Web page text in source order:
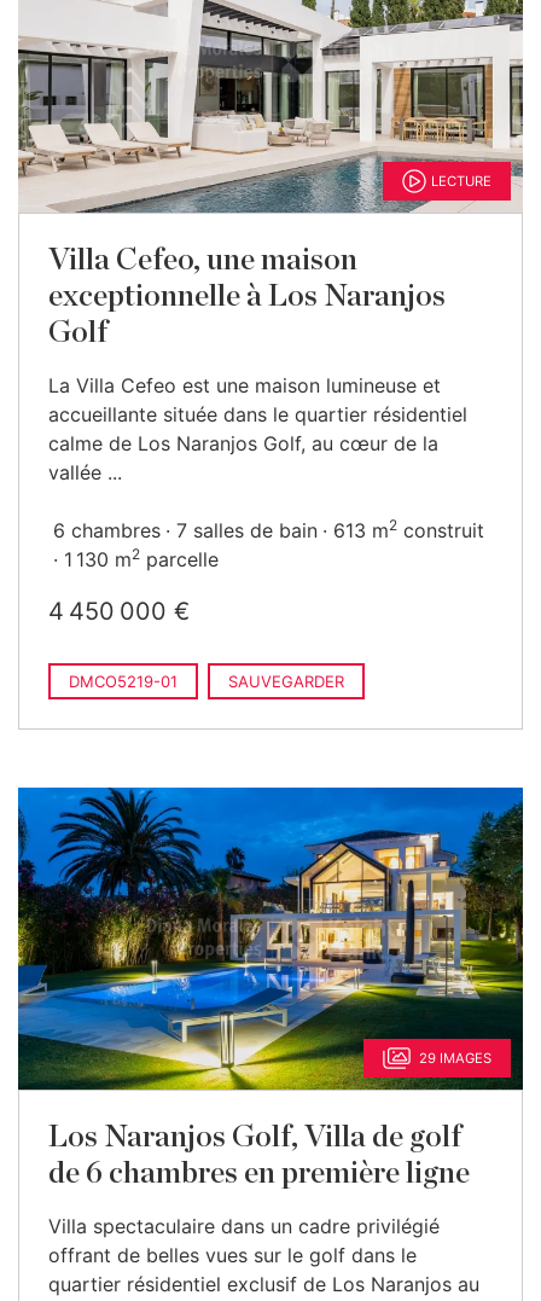
LECTURE
Villa Cefeo, une maison
exceptionnelle à Los Naranjos
Golf
La Villa Cefeo est une maison lumineuse et
accueillante située dans le quartier résidentiel
calme de Los Naranjos Golf, au cœur de la
vallée ...
6 chambres 7 salles de bain 613 m2 construit
1 130 m2 parcelle
4 450 000 €
DMCO5219-01 SAUVEGARDER
29 IMAGES
Los Naranjos Golf, Villa de golf
de 6 chambres en première ligne
Villa spectaculaire dans un cadre privilégié
offrant de belles vues sur le golf dans le
quartier résidentiel exclusif de Los Naranjos au